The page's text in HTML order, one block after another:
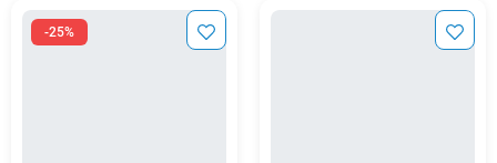
-25%